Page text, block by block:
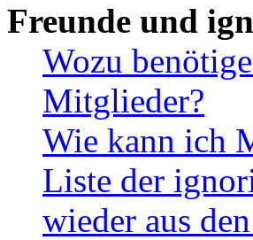
Freunde und
Wozu
Mitglieder?
Wie kann ich
Liste der
wieder aus